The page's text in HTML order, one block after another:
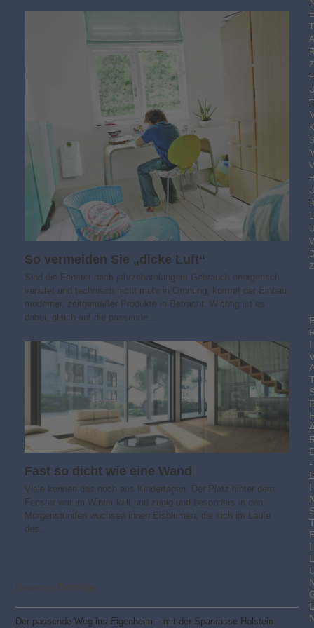
So vermeiden Sie „dicke Luft“
Sind die Fenster nach jahrzehntelangem Gebrauch energetisch
veraltet und technisch nicht mehr in Ordnung, kommt der Einbau
moderner, zeitgemäßer Produkte in Betracht. Wichtig ist es
dabei, gleich auf die passende…
Fast so dicht wie eine Wand
Viele kennen das noch aus Kindertagen: Der Platz hinter dem
Fenster war im Winter kalt und zugig und besonders in den
Morgenstunden wuchsen innen Eisblumen, die sich im Laufe
des…
Der passende Weg ins Eigenheim – mit der Sparkasse Holstein
I
-
I
L
L